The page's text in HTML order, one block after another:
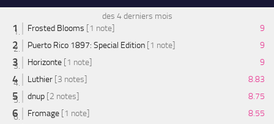
des 4 derniers mois
Frosted Blooms [1 note]
9
Puerto Rico 1897: Special Edition [1 note]
9
Horizonte [1 note]
9
Luthier [3 notes]
8.83
dnup [2 notes]
8.75
Fromage [1 note]
8.55